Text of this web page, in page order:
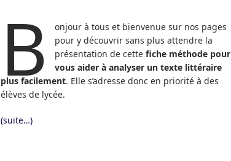
publication :
B
onjour à tous et bienvenue sur nos pages
pour y découvrir sans plus attendre la
présentation de cette fiche méthode pour
vous aider à analyser un texte littéraire
plus facilement. Elle s’adresse donc en priorité à des
élèves de lycée.
(suite…)